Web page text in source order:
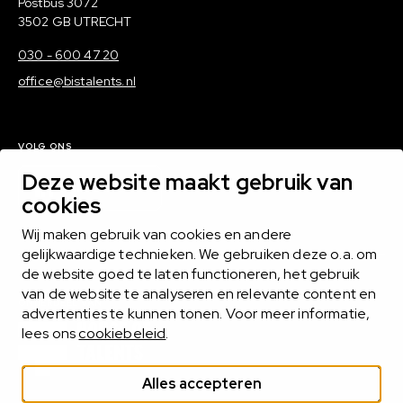
Deze website maakt gebruik van
cookies
Wij maken gebruik van cookies en andere
gelijkwaardige technieken. We gebruiken deze o.a. om
de website goed te laten functioneren, het gebruik
van de website te analyseren en relevante content en
advertenties te kunnen tonen. Voor meer informatie,
lees onscookiebeleid.
Alles accepteren
3502 GB UTRECHT
030 - 600 47 20
office@bistalents.nl
VOLG ONS
LinkedIn
ONDERDEEL VAN